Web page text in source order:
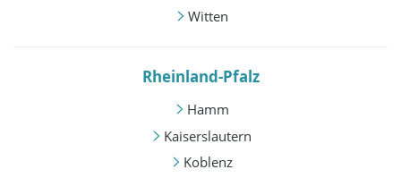
Witten
Rheinland-Pfalz
Hamm
Kaiserslautern
Koblenz